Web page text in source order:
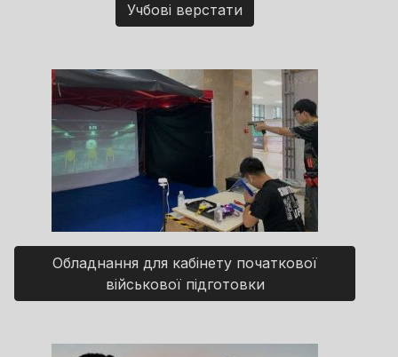
Учбові верстати
Обладнання для кабінету початкової
військової підготовки